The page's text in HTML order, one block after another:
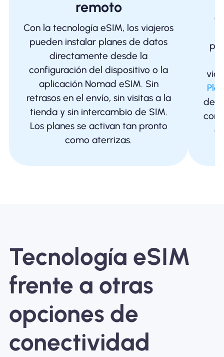
remoto
Con la tecnología eSIM, los viajeros
pueden instalar planes de datos
directamente desde la
configuración del dispositivo o la
aplicación Nomad eSIM. Sin
retrasos en el envío, sin visitas a la
tienda y sin intercambio de SIM.
Los planes se activan tan pronto
como aterrizas.
de
con
Tecnología eSIM
frente a otras
opciones de
conectividad